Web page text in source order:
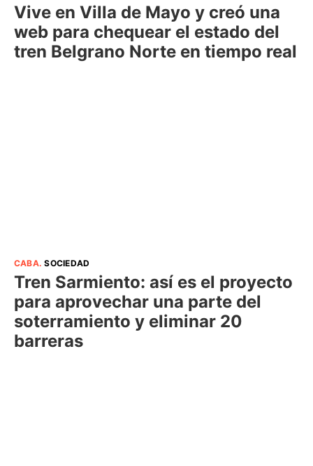
Vive en Villa de Mayo y creó una
web para chequear el estado del
tren Belgrano Norte en tiempo real
CABA.SOCIEDAD
Tren Sarmiento: así es el proyecto
para aprovechar una parte del
soterramiento y eliminar 20
barreras